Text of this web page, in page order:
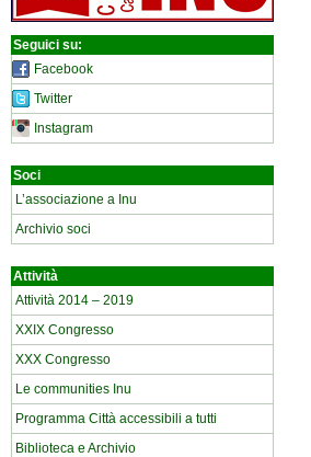
Seguici su:
Facebook
Twitter
Instagram
Soci
L’associazione a Inu
Archivio soci
Attività
Attività 2014 – 2019
XXIX Congresso
XXX Congresso
Le communities Inu
Programma Città accessibili a tutti
Biblioteca e Archivio